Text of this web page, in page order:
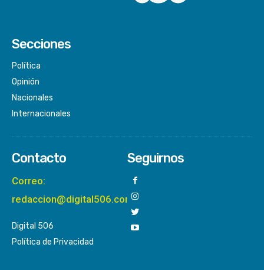
Secciones
Política
Opinión
Nacionales
Internacionales
Contacto
Correo:
redaccion@digital506.com
Digital 506
Política de Privacidad
Seguirnos